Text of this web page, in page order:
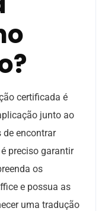
certificada é
junto ao
de encontrar
preciso garantir
os
e possua as
uma tradução